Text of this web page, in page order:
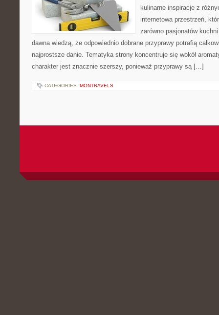
kulinarne inspiracje z
internetowa przestrzeń,
zarówno pasjonatów
dawna wiedzą, że odpowiednio dobrane przyprawy potrafią
najprostsze danie. Tematyka strony koncentruje się wokół
charakter jest znacznie szerszy, ponieważ przyprawy są […]
CATEGORIES: MONTRAVELS